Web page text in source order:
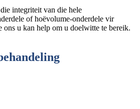
integriteit van die hele
of hoëvolume-onderdele vir
ons u kan help om u doelwitte te bereik.